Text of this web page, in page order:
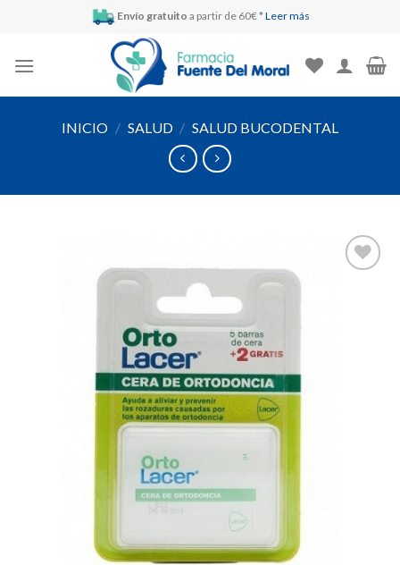
Envío gratuito a partir de 60€ * Leer más
INICIO / SALUD / SALUD BUCODENTAL